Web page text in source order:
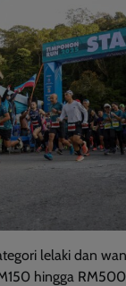
lelaki dan
hingga